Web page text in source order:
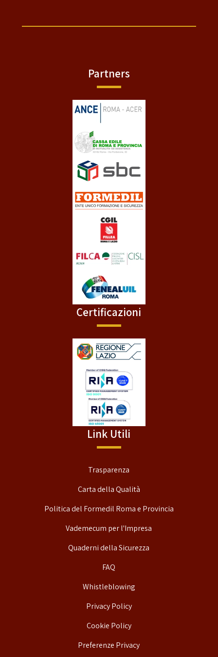
Partners
Certificazioni
Link Utili
Trasparenza
Carta della Qualità
Politica del Formedil Roma e Provincia
Vademecum per l'Impresa
Quaderni della Sicurezza
FAQ
Whistleblowing
Privacy Policy
Cookie Policy
Preferenze Privacy